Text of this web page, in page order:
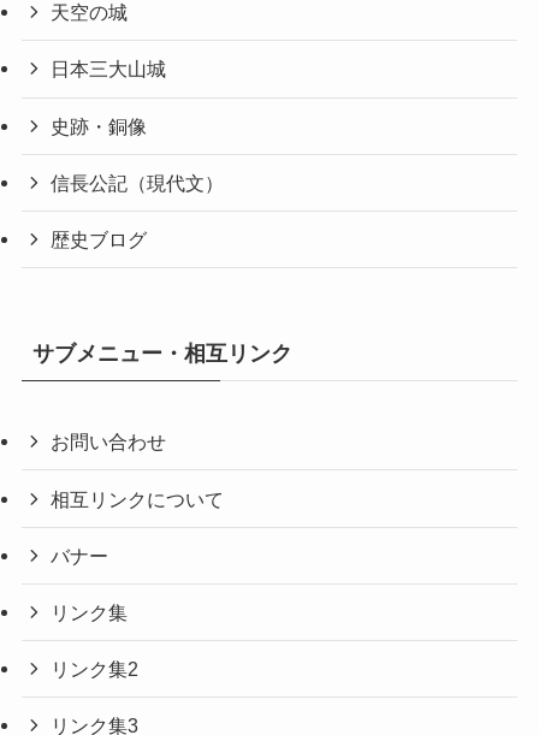
天空の城
日本三大山城
史跡・銅像
信長公記（現代文）
歴史ブログ
サブメニュー・相互リンク
お問い合わせ
相互リンクについて
バナー
リンク集
リンク集2
リンク集3